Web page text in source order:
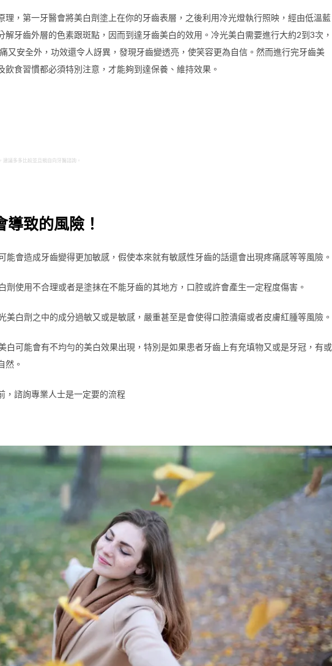
理，第一牙醫會將美白劑塗上在你的牙齒表層，之後利用冷光燈執行照映，經由低溫藍
解牙齒外層的色素跟斑點，因而到達牙齒美白的效用。冷光美白需要進行大約2到3次，
又安全外，功效還令人訝異，發現牙齒變透亮，使笑容更為自信。然而進行完牙齒美
飲食習慣都必須特別注意，才能夠到達保養、維持效果。
議多多比較並且親自向牙醫諮詢。
致的風險！
能會造成牙齒變得更加敏感，假使本來就有敏感性牙齒的話還會出現疼痛感等等風險。
劑使用不合理或者是塗抹在不能牙齒的其地方，口腔或許會產生一定程度傷害。
美白劑之中的成分過敏又或是敏感，嚴重甚至是會使得口腔潰瘍或者皮膚紅腫等風險。
白可能會有不均勻的美白效果出現，特別是如果患者牙齒上有充填物又或是牙冠，有或
然。
，諮詢專業人士是一定要的流程